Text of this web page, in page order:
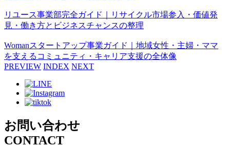
リユース事業部完全ガイド｜リサイクル市場参入・価値発
見・働き方とビジネスチャンスの整理
Womanスタートアップ事業ガイド｜地域女性・主婦・ママ
を支えるコミュニティ・キャリア支援の全体像
PREVIEW INDEX NEXT
お問い合わせ
CONTACT